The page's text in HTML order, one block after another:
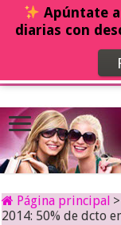
Página principal >
2014: 50% de dcto
Apúntate
diarias con